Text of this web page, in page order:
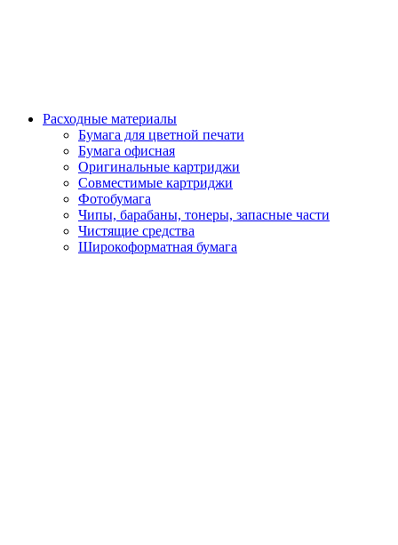
Расходные материалы
Бумага для цветной печати
Бумага офисная
Оригинальные картриджи
Совместимые картриджи
Фотобумага
Чипы, барабаны, тонеры, запасные части
Чистящие средства
Широкоформатная бумага